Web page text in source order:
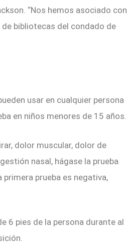
“Nos hemos asociado con
bibliotecas del condado de
usar en cualquier persona
en niños menores de 15 años.
dolor muscular, dolor de
nasal, hágase la prueba
prueba es negativa,
6 pies de la persona durante al